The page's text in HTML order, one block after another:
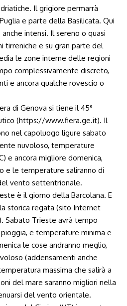
Il grigiore permarrà
e parte della Basilicata. Qui
intensi. Il sereno o quasi
tirreniche e su gran parte del
le zone interne delle regioni
complessivamente discreto,
e ancora qualche rovescio o
di Genova si tiene il 45°
(https://www.fiera.ge.it). Il
nel capoluogo ligure sabato
nuvoloso, temperature
e ancora migliore domenica,
e le temperature saliranno di
vento settentrionale.
è il giorno della Barcolana. E
storica regata (sito Internet
). Sabato Trieste avrà tempo
e temperature minima e
le cose andranno meglio,
(addensamenti anche
massima che salirà a
del mare saranno migliori nella
del vento orientale.